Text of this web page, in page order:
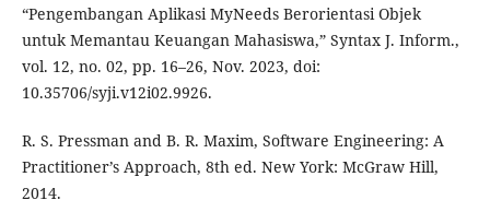
“Pengembangan Aplikasi MyNeeds Berorientasi Objek
untuk Memantau Keuangan Mahasiswa,” Syntax J. Inform.,
vol. 12, no. 02, pp. 16–26, Nov. 2023, doi:
10.35706/syji.v12i02.9926.
R. S. Pressman and B. R. Maxim, Software Engineering: A
Practitioner’s Approach, 8th ed. New York: McGraw Hill,
2014.